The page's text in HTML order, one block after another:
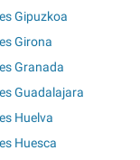
Gipuzkoa
Girona
Granada
Guadalajara
Huelva
Huesca